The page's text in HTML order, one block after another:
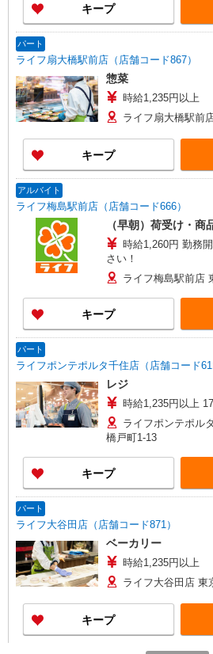
キープ
パート
ライフ扇大橋駅前店（店舗コード867）
惣菜
時給1,235円以上
ライフ扇大橋駅前
キープ
アルバイト
ライフ梅島駅前店（店舗コード666）
（早朝）荷受け・商
時給1,260円 勤務開始日はお気軽にご相談くだ
さい！
ライフ梅島駅前店
キープ
パート
ライフポンテポルタ千住店（店舗コード
レジ
時
ライフポンテポル
橋戸町1-13
キープ
パート
ライフ大谷田店（店舗コード871）
ベーカリー
時給1,235円以上
ライフ大谷田店 東
キープ